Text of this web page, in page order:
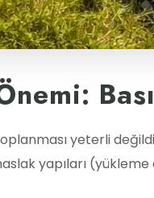
yeterli
yapıları